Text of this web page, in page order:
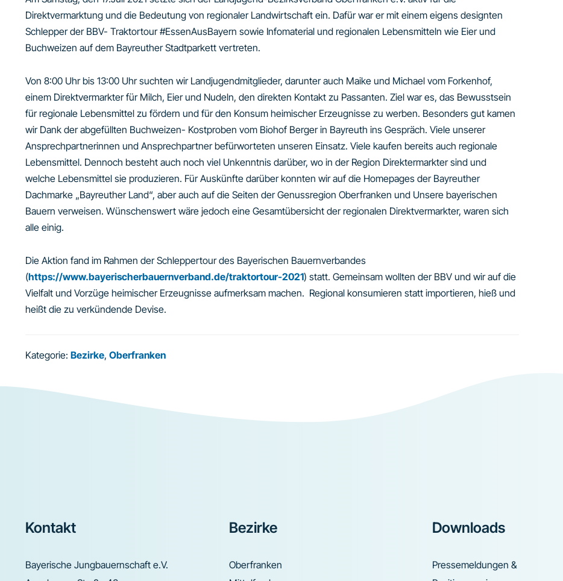
Direktvermarktung und die Bedeutung von regionaler Landwirtschaft ein. Dafür war er mit einem eigens designten
Schlepper der BBV- Traktortour #EssenAusBayern sowie Infomaterial und regionalen Lebensmitteln wie Eier und
Buchweizen auf dem Bayreuther Stadtparkett vertreten.
Von 8:00 Uhr bis 13:00 Uhr suchten wir Landjugendmitglieder, darunter auch Maike und Michael vom Forkenhof,
einem Direktvermarkter für Milch, Eier und Nudeln, den direkten Kontakt zu Passanten. Ziel war es, das Bewusstsein
für regionale Lebensmittel zu fördern und für den Konsum heimischer Erzeugnisse zu werben. Besonders gut kamen
wir Dank der abgefüllten Buchweizen- Kostproben vom Biohof Berger in Bayreuth ins Gespräch. Viele unserer
Ansprechpartnerinnen und Ansprechpartner befürworteten unseren Einsatz. Viele kaufen bereits auch regionale
Lebensmittel. Dennoch besteht auch noch viel Unkenntnis darüber, wo in der Region Direktermarkter sind und
welche Lebensmittel sie produzieren. Für Auskünfte darüber konnten wir auf die Homepages der Bayreuther
Dachmarke „Bayreuther Land“, aber auch auf die Seiten der Genussregion Oberfranken und Unsere bayerischen
Bauern verweisen. Wünschenswert wäre jedoch eine Gesamtübersicht der regionalen Direktvermarkter, waren sich
alle einig.
Die Aktion fand im Rahmen der Schleppertour des Bayerischen Bauernverbandes
(https://www.bayerischerbauernverband.de/traktortour-2021) statt. Gemeinsam wollten der BBV und wir auf die
Vielfalt und Vorzüge heimischer Erzeugnisse aufmerksam machen. Regional konsumieren statt importieren, hieß und
heißt die zu verkündende Devise.
Kategorie: Bezirke, Oberfranken
Footer
Kontakt
Bayerische Jungbauernschaft e.V.
Bezirke
Oberfranken
Downloads
Pressemeldungen &